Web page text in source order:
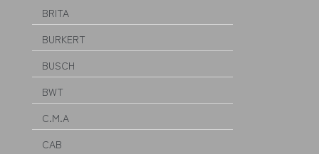
BRITA
BURKERT
BUSCH
BWT
C.M.A
CAB